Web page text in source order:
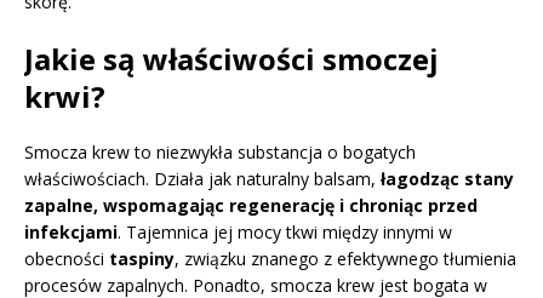
Jakie są właściwości smoczej
krwi?
Smocza krew to niezwykła substancja o bogatych
właściwościach. Działa jak naturalny balsam, łagodząc stany
zapalne, wspomagając regenerację i chroniąc przed
infekcjami. Tajemnica jej mocy tkwi między innymi w
obecności taspiny, związku znanego z efektywnego tłumienia
procesów zapalnych. Ponadto, smocza krew jest bogata w